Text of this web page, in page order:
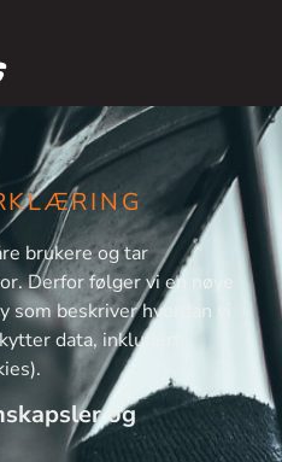
brukere og tar
Derfor følger vi en nøye
beskriver hvordan vi
data, inkludert
og